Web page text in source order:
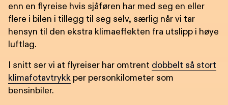
enn en flyreise hvis sjåføren har med seg en eller
flere i bilen i tillegg til seg selv, særlig når vi tar
hensyn til den ekstra klimaeffekten fra utslipp i høye
luftlag.
I snitt ser vi at flyreiser har omtrent dobbelt så stort
klimafotavtrykk per personkilometer som
bensinbiler.